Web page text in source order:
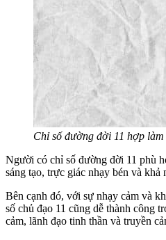
Chỉ số đường đời 11 hợp làm
Người có chỉ số đường đời 11 phù
sáng tạo, trực giác nhạy bén và khả
Bên cạnh đó, với sự nhạy cảm và
số chủ đạo 11 cũng dễ thành công
cảm, lãnh đạo tinh thần và truyền